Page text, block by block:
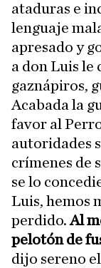
ataduras e
lenguaje
apresado y
a don Luis le
gaznápiros,
Acabada la
favor al
autoridades
crímenes de
se lo
Luis, hemos
perdido.Al
pelotón de
dijo sereno